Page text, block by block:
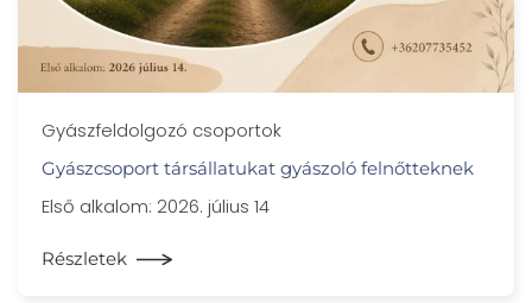
Gyászfeldolgozó csoportok
Gyászcsoport társállatukat gyászoló felnőtteknek
Első alkalom: 2026. július 14
Részletek